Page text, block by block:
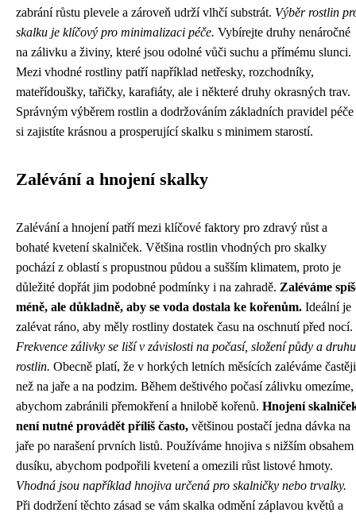
zabrání růstu plevele a zároveň udrží vlhčí substrát. Výběr rostlin
skalku je klíčový pro minimalizaci péče. Vybírejte druhy nenáročné
na zálivku a živiny, které jsou odolné vůči suchu a přímému slunci.
Mezi vhodné rostliny patří například netřesky, rozchodníky,
mateřídoušky, tařičky, karafiáty, ale i některé druhy okrasných trav.
Správným výběrem rostlin a dodržováním základních pravidel péče
si zajistíte krásnou a prosperující skalku s minimem starostí.
Zalévání a hnojení skalky
Zalévání a hnojení patří mezi klíčové faktory pro zdravý růst a
bohaté kvetení skalniček. Většina rostlin vhodných pro skalky
pochází z oblastí s propustnou půdou a sušším klimatem, proto je
důležité dopřát jim podobné podmínky i na zahradě. Zaléváme
méně, ale důkladně, aby se voda dostala ke kořenům. Ideální je
zalévat ráno, aby měly rostliny dostatek času na oschnutí před nocí.
Frekvence zálivky se liší v závislosti na počasí, složení půdy a druhu
rostlin. Obecně platí, že v horkých letních měsících zaléváme častěji
než na jaře a na podzim. Během deštivého počasí zálivku omezíme,
abychom zabránili přemokření a hnilobě kořenů. Hnojení
není nutné provádět příliš často, většinou postačí jedna dávka na
jaře po narašení prvních listů. Používáme hnojiva s nižším obsahem
dusíku, abychom podpořili kvetení a omezili růst listové hmoty.
Vhodná jsou například hnojiva určená pro skalničky nebo trvalky.
Při dodržení těchto zásad se vám skalka odmění záplavou květů a